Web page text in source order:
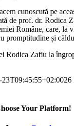
cunoscută pe
de prof. dr. Rodica
Române, care, la
promptitudine și
Rodica Zafiu la
23T09:45:55+02:0026
Your Platform!